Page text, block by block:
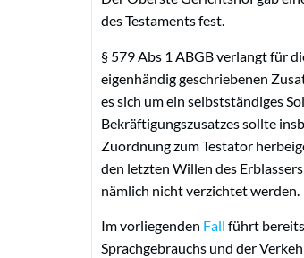
des Testaments fest.
§ 579 Abs 1 ABGB verlangt für
eigenhändig geschriebenen
es sich um ein selbstständiges
Bekräftigungszusatzes sollte
Zuordnung zum Testator
den letzten Willen des
nämlich nicht verzichtet werden.
Im vorliegenden Fall führt
Sprachgebrauchs und der